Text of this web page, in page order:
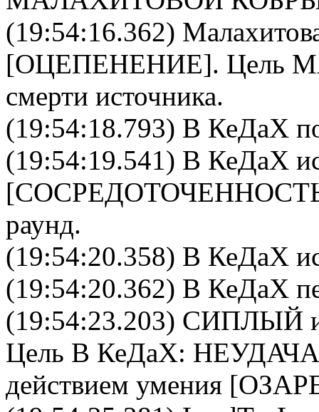
(19:54:16.362)
[ОЦЕПЕНЕНИЕ]. Цель
смерти источника.
(19:54:18.793) В КеДаХ
(19:54:19.541) В КеДаХ
[
раунд.
(19:54:20.358) В КеДаХ
(19:54:20.362) В КеДаХ
(19:54:23.203) СИПЛЫЙ
Цель В КеДаХ: НЕУДАЧА
действием умения